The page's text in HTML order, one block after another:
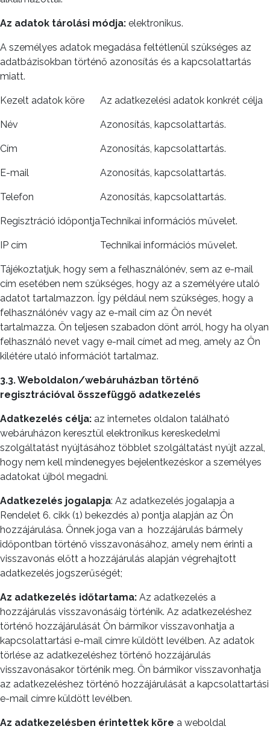
Az adatok tárolási módja: elektronikus.
A személyes adatok megadása feltétlenül szükséges az
adatbázisokban történő azonosítás és a kapcsolattartás
miatt.
Kezelt adatok köre Az adatkezelési adatok konkrét célja
Név Azonosítás, kapcsolattartás.
Cím Azonosítás, kapcsolattartás.
E-mail Azonosítás, kapcsolattartás.
Telefon Azonosítás, kapcsolattartás.
Regisztráció időpontjaTechnikai információs művelet.
IP cím Technikai információs művelet.
Tájékoztatjuk, hogy sem a felhasználónév, sem az e-mail
cím esetében nem szükséges, hogy az a személyére utaló
adatot tartalmazzon. Így például nem szükséges, hogy a
felhasználónév vagy az e-mail cím az Ön nevét
tartalmazza. Ön teljesen szabadon dönt arról, hogy ha olyan
felhasználó nevet vagy e-mail címet ad meg, amely az Ön
kilétére utaló információt tartalmaz.
3.3. Weboldalon/webáruházban történő
regisztrációval összefüggő adatkezelés
Adatkezelés célja: az internetes oldalon található
webáruházon keresztül elektronikus kereskedelmi
szolgáltatást nyújtásához többlet szolgáltatást nyújt azzal,
hogy nem kell mindenegyes bejelentkezéskor a személyes
adatokat újból megadni.
Adatkezelés jogalapja: Az adatkezelés jogalapja a
Rendelet 6. cikk (1) bekezdés a) pontja alapján az Ön
hozzájárulása. Önnek joga van a hozzájárulás bármely
időpontban történő visszavonásához, amely nem érinti a
visszavonás előtt a hozzájárulás alapján végrehajtott
adatkezelés jogszerűségét;
Az adatkezelés időtartama: Az adatkezelés a
hozzájárulás visszavonásáig történik. Az adatkezeléshez
történő hozzájárulását Ön bármikor visszavonhatja a
kapcsolattartási e-mail címre küldött levélben. Az adatok
törlése az adatkezeléshez történő hozzájárulás
visszavonásakor történik meg. Ön bármikor visszavonhatja
az adatkezeléshez történő hozzájárulását a kapcsolattartási
e-mail címre küldött levélben.
Az adatkezelésben érintettek köre a weboldal